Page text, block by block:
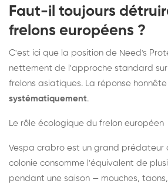
Faut-il toujours
frelons européens ?
C'est ici que la position de Need's
nettement de l'approche standard sur
frelons asiatiques. La réponse
systématiquement.
Le rôle écologique du frelon européen
Vespa crabro est un grand prédateur
colonie consomme l'équivalent de
pendant une saison — mouches,